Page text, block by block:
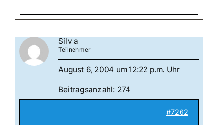
Silvia
Teilnehmer
August 6, 2004 um 12:22 p.m. Uhr
Beitragsanzahl: 274
#7262